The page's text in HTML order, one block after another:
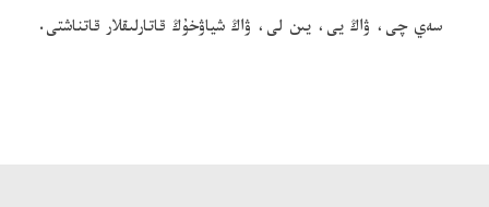
سەي چى، ۋاڭ يى، يىن لى، ۋاڭ شياۋخۇڭ قاتارلىقلار قاتناشتى.